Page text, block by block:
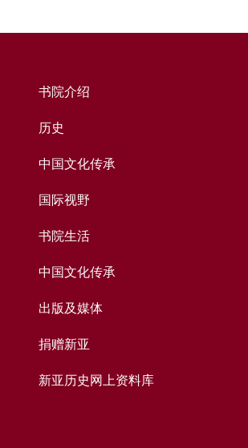
书院介绍
历史
中国文化传承
国际视野
书院生活
中国文化传承
出版及媒体
捐赠新亚
新亚历史网上资料库